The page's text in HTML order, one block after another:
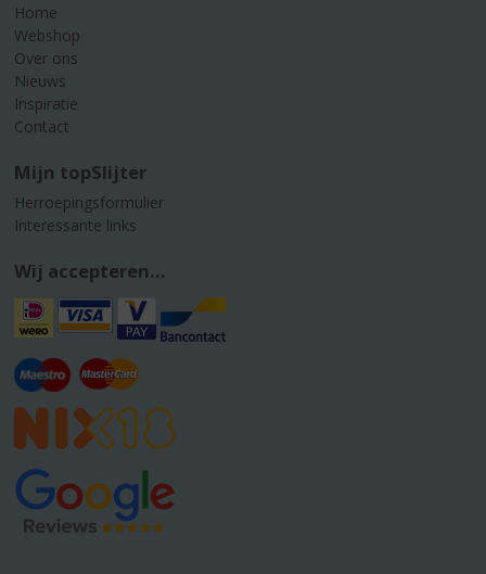
Home
Webshop
Over ons
Nieuws
Inspiratie
Contact
Mijn topSlijter
Herroepingsformulier
Interessante links
Wij accepteren...